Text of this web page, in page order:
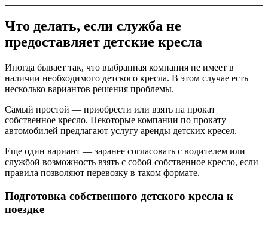
Что делать, если служба не
предоставляет детские кресла
Иногда бывает так, что выбранная компания не имеет в
наличии необходимого детского кресла. В этом случае есть
несколько вариантов решения проблемы.
Самый простой — приобрести или взять на прокат
собственное кресло. Некоторые компании по прокату
автомобилей предлагают услугу аренды детских кресел.
Еще один вариант — заранее согласовать с водителем или
службой возможность взять с собой собственное кресло, если
правила позволяют перевозку в таком формате.
Подготовка собственного детского кресла к
поездке